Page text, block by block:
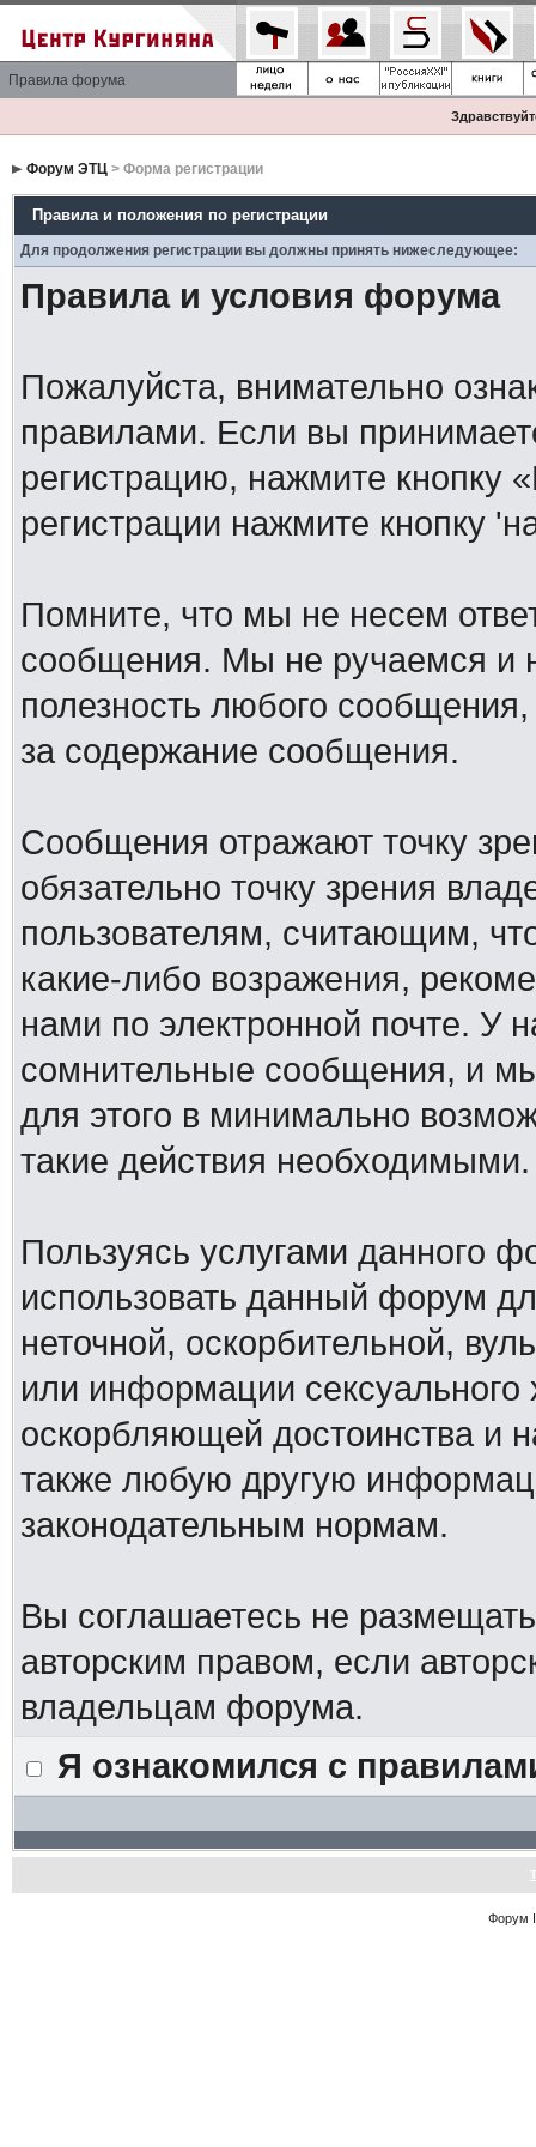
Правила форума
Форум ЭТЦ> Форма регистрации
Правила и положения по регистрации
Для продолжения регистрации вы должны принять нижеследующее:
Правила и условия форума
Пожалуйста, внимательно
правилами. Если вы
регистрацию, нажмите кнопку
регистрации нажмите кнопку
Помните, что мы не несем
сообщения. Мы не ручаемся и
полезность любого
за содержание сообщения.
Сообщения отражают точку
обязательно точку зрения
пользователям, считающим,
какие-либо возражения,
нами по электронной почте. У
сомнительные сообщения, и
для этого в минимально
такие действия необходимыми.
Пользуясь услугами данного
использовать данный форум
неточной, оскорбительной,
или информации
оскорбляющей достоинства и
также любую другую
законодательным нормам.
Вы соглашаетесь не
авторским правом, если
владельцам форума.
Я ознакомился с
Форум